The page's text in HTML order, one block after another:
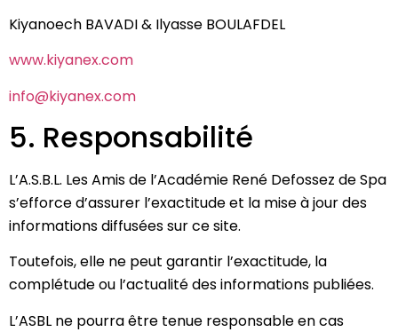
Kiyanoech BAVADI & Ilyasse BOULAFDEL
www.kiyanex.com
info@kiyanex.com
5. Responsabilité
L’A.S.B.L. Les Amis de l’Académie René Defossez de Spa
s’efforce d’assurer l’exactitude et la mise à jour des
informations diffusées sur ce site.
Toutefois, elle ne peut garantir l’exactitude, la
complétude ou l’actualité des informations publiées.
L’ASBL ne pourra être tenue responsable en cas